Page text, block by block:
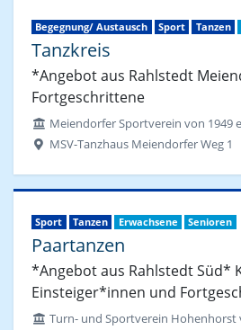
Begegnung/ Austausch Sport Tanzen
Tanzkreis
*Angebot aus Rahlstedt
Fortgeschrittene
Meiendorfer Sportverein von 1949
MSV-Tanzhaus Meiendorfer Weg 1
Sport Tanzen Erwachsene Senioren
Paartanzen
*Angebot aus Rahlstedt Süd*
Einsteiger*innen und
Turn- und Sportverein Hohenhorst